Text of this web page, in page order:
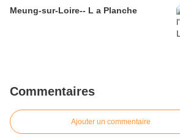
Meung-sur-Loire-- L a Planche
Commentaires
Ajouter un commentaire